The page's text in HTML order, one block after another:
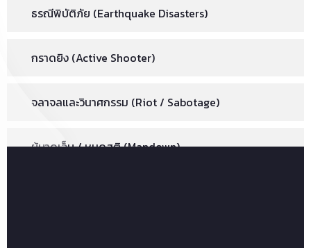
ธรณีพิบัติภัย (Earthquake Disasters)
กราดยิง (Active Shooter)
จลาจลและวินาศกรรม (Riot / Sabotage)
ผู้บาดเจ็บ / หมดสติ (Mandown)